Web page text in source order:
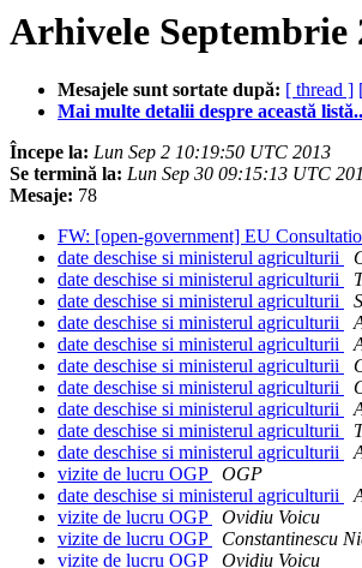
Arhivele Septembrie
Mesajele sunt sortate după: [ thread ]
Mai multe detalii despre această
Începe la: Lun Sep 2 10:19:50 UTC 2013
Se termină la: Lun Sep 30 09:15:13 UTC
Mesaje: 78
FW: [open-government] EU
date deschise si ministerul agriculturii
date deschise si ministerul agriculturii
date deschise si ministerul agriculturii
date deschise si ministerul agriculturii
date deschise si ministerul agriculturii
date deschise si ministerul agriculturii
date deschise si ministerul agriculturii
date deschise si ministerul agriculturii
date deschise si ministerul agriculturii
date deschise si ministerul agriculturii
vizite de lucru OGP
OGP
date deschise si ministerul agriculturii
vizite de lucru OGP
Ovidiu Voicu
vizite de lucru OGP
Constantinescu
vizite de lucru OGP
Ovidiu Voicu